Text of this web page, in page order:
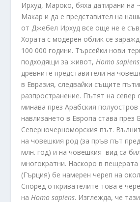
Ирхуд, Мароко, бяха датирани на
Макар и да е представител на
от Джебел Ирхуд все още не е
Хората с модерен облик се
100 000 години. Търсейки нови
подходящи за живот, Homo sapiens
древните представители на
в Евразия, следвайки същите
разпространение. Пътят на север
минава през Арабския
навлизането в Европа става през
Северночерноморския път.
на човешкия род (за пръв път
млн. год) и на човешкия вид са
многократни. Наскоро в
(Гърция) бе намерен череп на
Според откривателите това е
на Homo sapiens. Изглежда, че